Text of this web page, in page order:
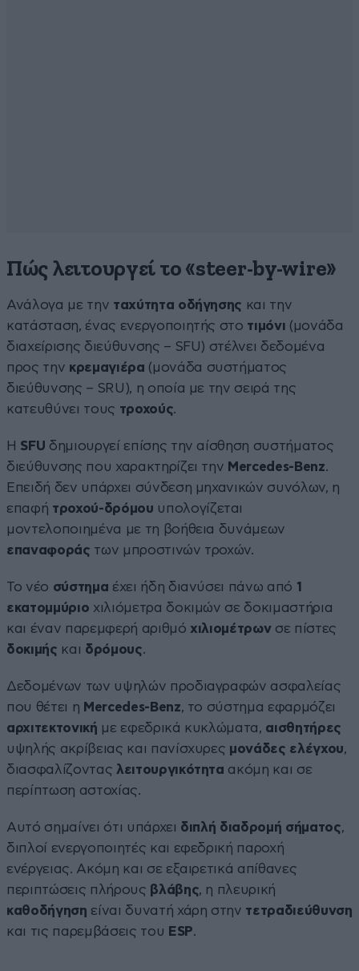
Πώς λειτουργεί το «steer-by-wire»
Ανάλογα με την ταχύτητα οδήγησης και την
κατάσταση, ένας ενεργοποιητής στο τιμόνι (μονάδα
διαχείρισης διεύθυνσης – SFU) στέλνει δεδομένα
προς την κρεμαγιέρα (μονάδα συστήματος
διεύθυνσης – SRU), η οποία με την σειρά της
κατευθύνει τους τροχούς.
Η SFU δημιουργεί επίσης την αίσθηση συστήματος
διεύθυνσης που χαρακτηρίζει την Mercedes-Benz.
Επειδή δεν υπάρχει σύνδεση μηχανικών συνόλων, η
επαφή τροχού-δρόμου υπολογίζεται
μοντελοποιημένα με τη βοήθεια δυνάμεων
επαναφοράς των μπροστινών τροχών.
Το νέο σύστημα έχει ήδη διανύσει πάνω από 1
εκατομμύριο χιλιόμετρα δοκιμών σε δοκιμαστήρια
και έναν παρεμφερή αριθμό χιλιομέτρωνσε πίστες
δοκιμής και δρόμους.
Δεδομένων των υψηλών προδιαγραφών ασφαλείας
που θέτει η Mercedes-Benz, το σύστημα εφαρμόζει
αρχιτεκτονική με εφεδρικά κυκλώματα, αισθητήρες
υψηλής ακρίβειας και πανίσχυρες μονάδες ελέγχου,
διασφαλίζοντας λειτουργικότητα ακόμη και σε
περίπτωση αστοχίας.
Αυτό σημαίνει ότι υπάρχει διπλή διαδρομή σήματος,
διπλοί ενεργοποιητές και εφεδρική παροχή
ενέργειας. Ακόμη και σε εξαιρετικά απίθανες
περιπτώσεις πλήρους βλάβης, η πλευρική
καθοδήγηση είναι δυνατή χάρη στην τετραδιεύθυνση
και τις παρεμβάσεις του ESP.